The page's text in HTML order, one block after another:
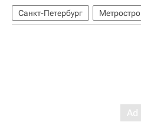
Санкт-Петербург